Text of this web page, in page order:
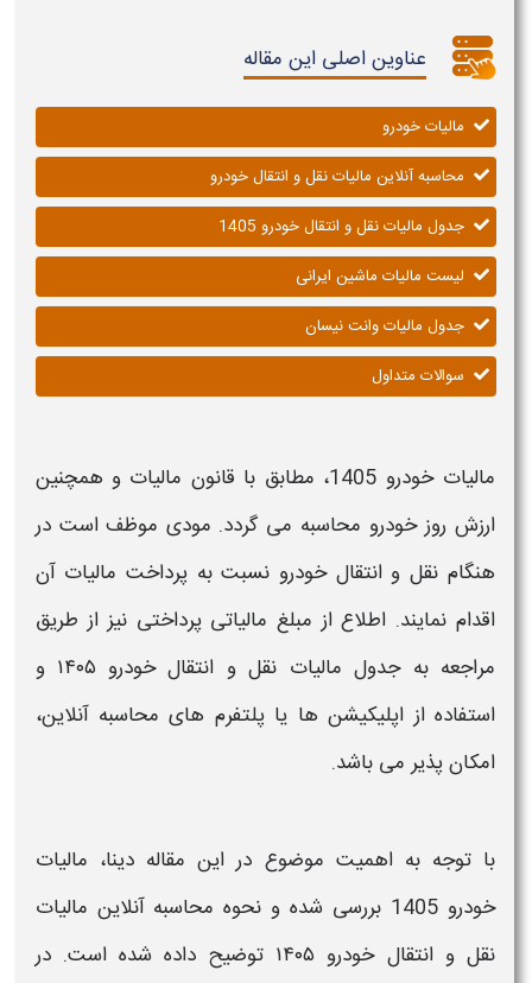
عناوین اصلی این مقاله
مالیات خودرو
محاسبه آنلاین مالیات نقل و انتقال خودرو
جدول مالیات نقل و انتقال خودرو 1405
لیست مالیات ماشین ایرانی
جدول مالیات وانت نیسان
سوالات متداول
مالیات خودرو 1405، مطابق با قانون مالیات و همچنین
ارزش روزخودرو محاسبه می گردد. مودی موظف است در
هنگام نقل و انتقال خودرو نسبت به پرداخت مالیات آن
اقدام نمایند. اطلاع از مبلغ مالیاتی پرداختی نیز از طریق
مراجعه بهجدول مالیات نقل و انتقال خودرو ۱۴۰۵ و
استفاده از اپلیکیشن ها یا پلتفرم های محاسبه آنلاین،
امکان پذیر می باشد.
با توجه به اهمیت موضوع در این مقاله دینا، مالیات
خودرو 1405
بررسی شده و نحوه محاسبه آنلاین مالیات
نقل و انتقال خودرو ۱۴۰۵
توضیح داده شده است. در